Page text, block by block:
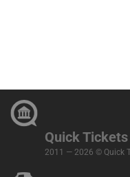
Quick Tickets
2011 — 2026 © Quick